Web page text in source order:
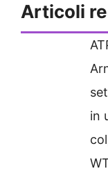
Articoli
in